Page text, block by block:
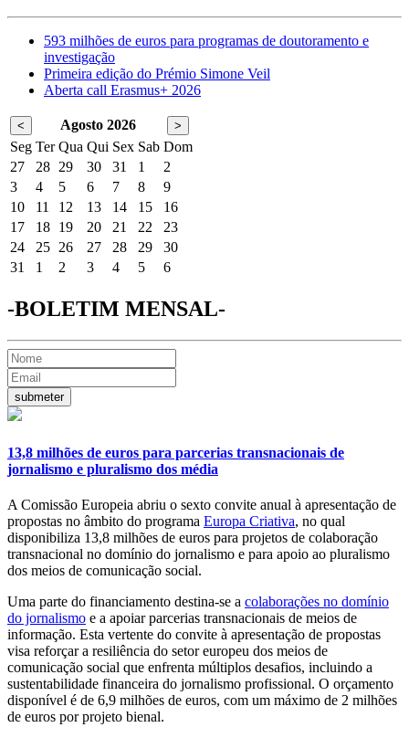
593 milhões de euros para programas de doutoramento e
investigação
Primeira edição do Prémio Simone Veil
Aberta call Erasmus+ 2026
< Agosto 2026 >
Seg Ter Qua Qui Sex Sab Dom
27
28 29 30 31 1
2
3
4 5 6 7 8
9
10
11 12 13 14 15
16
17
18 19 20 21 22
23
24
25 26 27 28 29
30
31
1 2 3 4 5 6
-BOLETIM MENSAL-
13,8 milhões de euros para parcerias transnacionais de
jornalismo e pluralismo dos média
A Comissão Europeia abriu o sexto convite anual à apresentação de
propostas no âmbito do programa Europa Criativa, no qual
disponibiliza 13,8 milhões de euros para projetos de colaboração
transnacional no domínio do jornalismo e para apoio ao pluralismo
dos meios de comunicação social.
Uma parte do financiamento destina-se a colaborações no domínio
do jornalismo e a apoiar parcerias transnacionais de meios de
informação. Esta vertente do convite à apresentação de propostas
visa reforçar a resiliência do setor europeu dos meios de
comunicação social que enfrenta múltiplos desafios, incluindo a
sustentabilidade financeira do jornalismo profissional. O orçamento
disponível é de 6,9 milhões de euros, com um máximo de 2 milhões
de euros por projeto bienal.